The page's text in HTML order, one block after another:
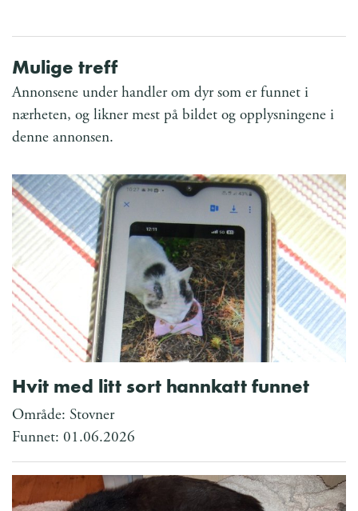
Mulige treff
Annonsene under handler om dyr som er funnet i
nærheten, og likner mest på bildet og opplysningene i
denne annonsen.
Hvit med litt sort hannkatt funnet
Område: Stovner
Funnet: 01.06.2026